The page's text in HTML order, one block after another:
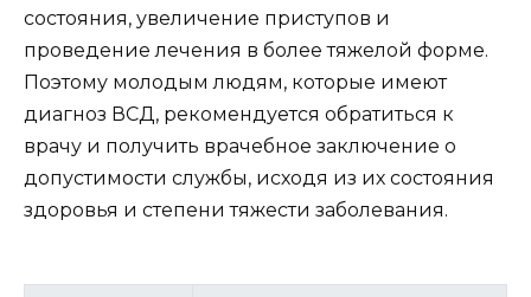
состояния, увеличение приступов и
проведение лечения в более тяжелой форме.
Поэтому молодым людям, которые имеют
диагноз ВСД, рекомендуется обратиться к
врачу и получить врачебное заключение о
допустимости службы, исходя из их состояния
здоровья и степени тяжести заболевания.